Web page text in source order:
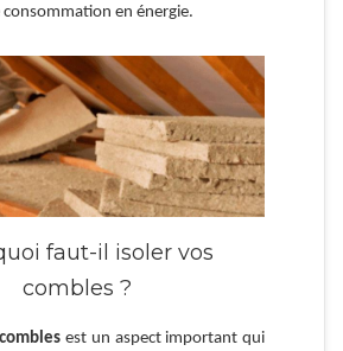
en énergie.
faut-il isoler vos
combles ?
est un aspect important qui